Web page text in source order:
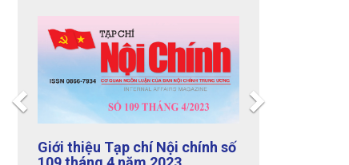
Giới thiệu Tạp chí Nội chính số
108 tháng 3 năm 2023
Previous